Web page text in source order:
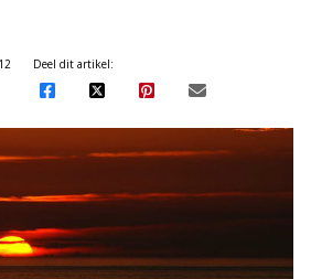
Deel dit artikel: